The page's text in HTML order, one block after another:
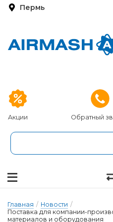
Пермь
Акции Обратный
Главная / Новости /
Поставка для компании-
материалов и оборудования